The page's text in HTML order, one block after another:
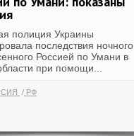
полиция Украины
последствия ночного
Россией по Умани в
при помощи...
РФ